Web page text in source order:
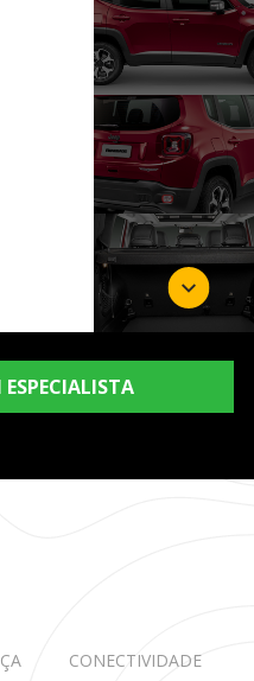
CONECTIVIDADE